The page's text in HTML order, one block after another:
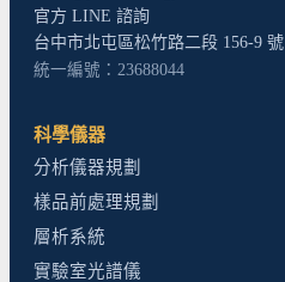
官方 LINE 諮詢
台中市北屯區松竹路二段 156-9 號
統一編號：23688044
科學儀器
分析儀器規劃
樣品前處理規劃
層析系統
實驗室光譜儀